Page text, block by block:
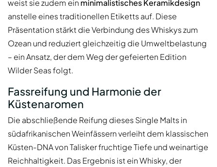
weist sie zudem ein minimalistisches Keramikdesign
anstelle eines traditionellen Etiketts auf. Diese
Präsentation stärkt die Verbindung des Whiskys zum
Ozean und reduziert gleichzeitig die Umweltbelastung
– ein Ansatz, der dem Weg der gefeierten Edition
Wilder Seas folgt.
Fassreifung und Harmonie der
Küstenaromen
Die abschließende Reifung dieses Single Malts in
südafrikanischen Weinfässern verleiht dem klassischen
Küsten-DNA von Talisker fruchtige Tiefe und weinartige
Reichhaltigkeit. Das Ergebnis ist ein Whisky, der